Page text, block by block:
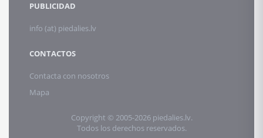
PUBLICIDAD
info (at) piedalies.lv
CONTACTOS
Contacta con nosotros
Mapa
Copyright © 2005-2026 piedalies.lv.
Todos los derechos reservados.